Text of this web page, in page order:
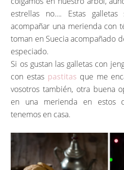
estrellas no…. Estas
acompañar una merienda con
toman en Suecia acompañado
especiado.
Si os gustan las galletas con
con estas pastitas que me
vosotros también, otra buena
en una merienda en estos
tenemos en casa.